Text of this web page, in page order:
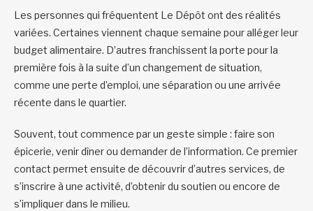
Les personnes qui fréquentent Le Dépôt ont des réalités
variées. Certaines viennent chaque semaine pour alléger leur
budget alimentaire. D’autres franchissent la porte pour la
première fois à la suite d’un changement de situation,
comme une perte d’emploi, une séparation ou une arrivée
récente dans le quartier.
Souvent, tout commence par un geste simple : faire son
épicerie, venir dîner ou demander de l’information. Ce premier
contact permet ensuite de découvrir d’autres services, de
s’inscrire à une activité, d’obtenir du soutien ou encore de
s’impliquer dans le milieu.